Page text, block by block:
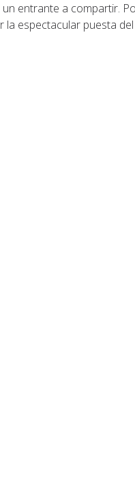
entrante a compartir.
la espectacular puesta